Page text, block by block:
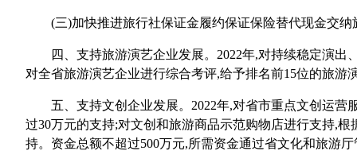
(三)加快推进旅行社保证金履约保证保险替代现金交纳
四、支持旅游演艺企业发展。2022年,对持续稳定演出
对全省旅游演艺企业进行综合考评,给予排名前15位的旅
五、支持文创企业发展。2022年,对省市重点文创运营
过30万元的支持;对文创和旅游商品示范购物店进行支持,
持。资金总额不超过500万元,所需资金通过省文化和旅游